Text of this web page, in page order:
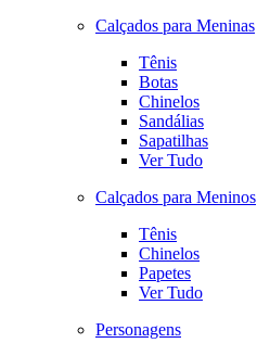
Calçados para Meninas
Tênis
Botas
Chinelos
Sandálias
Sapatilhas
Ver Tudo
Calçados para Meninos
Tênis
Chinelos
Papetes
Ver Tudo
Personagens